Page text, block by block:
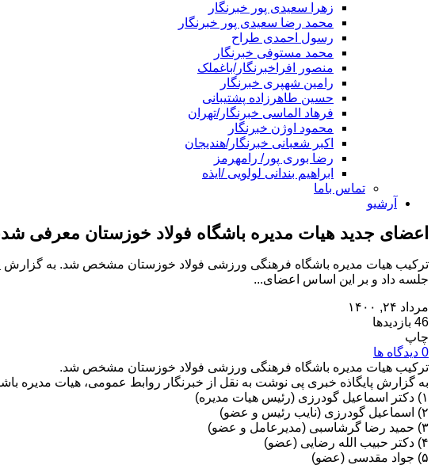
زهرا سعیدی پور خبرنگار
محمد رضا سعیدی پور خبرنگار
رسول احمدی طراح
محمد مستوفی خبرنگار
منصور افراخبرنگار/باغملک
رامین شهپری خبرنگار
حسین طاهرزاده پشتیبانی
فرهاد الماسی خبرنگار/تهران
محمود اوژن خبرنگار
اکبر شعبانی خبرنگار/هندیجان
رضا بوری پور/ رامهرمز
ابراهیم بندانی لولویی /ایذه
تماس باما
آرشیو
اعضای جدید هیات مدیره باشگاه فولاد خوزستان معرفی
ترکیب هیات مدیره باشگاه فرهنگی ورزشی فولاد خوزستان مشخص شد. به گزارش
جلسه داد و بر این اساس اعضای...
مرداد ۲۴, ۱۴۰۰
46 بازدیدها
چاپ
0 دیدگاه ها
ترکیب هیات مدیره باشگاه فرهنگی ورزشی فولاد خوزستان مشخص شد.
به گزارش پایگاذه خبری پی نوشت به نقل از خبرنگار روابط عمومی، هیات مدیره
۱) دکتر اسماعیل گودرزی (رئیس هیات مدیره)
۲) اسماعیل گودرزی (نایب رئیس و عضو)
۳) حمید رضا گرشاسبی (مدیرعامل و عضو)
۴) دکتر حبیب الله رضایی (عضو)
۵) جواد مقدسی (عضو)